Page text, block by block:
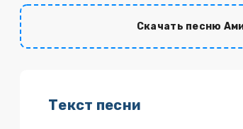
Скачать песню
Текст песни